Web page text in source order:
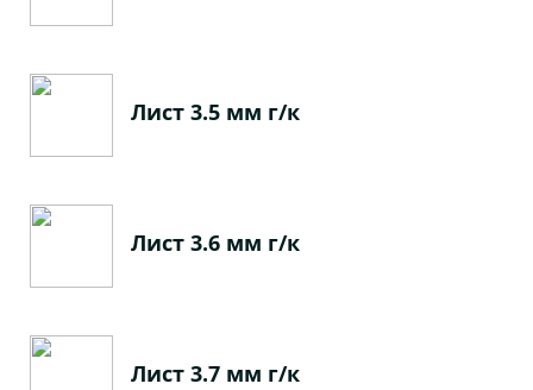
Лист 3.5 мм г/к
Лист 3.6 мм г/к
Лист 3.7 мм г/к